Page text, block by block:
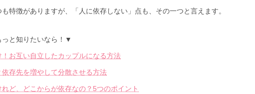
特徴がありますが、「人に依存しない」点も、その一つと言えます。
っと知りたいなら！▼
お互い自立したカップルになる方法
存先を増やして分散させる方法
ど、どこからが依存なの？5つのポイント